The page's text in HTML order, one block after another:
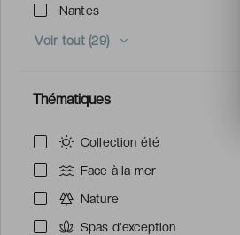
Nantes
Voir tout (29)
Thématiques
Collection été
Face à la mer
Nature
Spas d'exception